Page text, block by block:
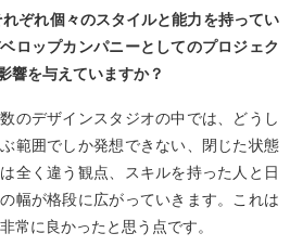
れぞれ個々のスタイルと能力を持ってい
ロップカンパニーとしてのプロジェク
響を与えていますか？
のデザインスタジオの中では、どうし
範囲でしか発想できない、閉じた状態
全く違う観点、スキルを持った人と日
幅が格段に広がっていきます。これは
常に良かったと思う点です。